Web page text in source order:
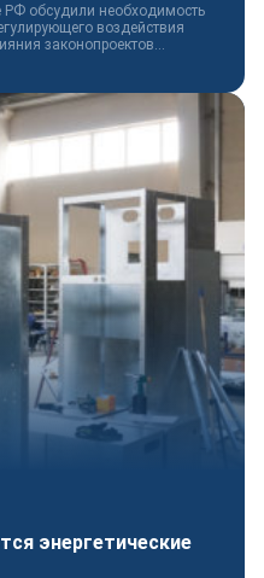
обсудили необходимость
воздействия
законопроектов...
энергетические